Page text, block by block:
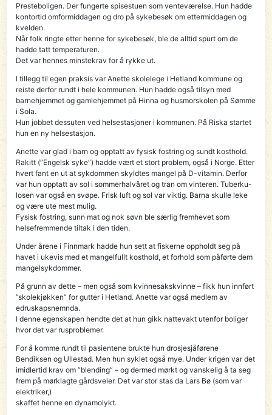
Preste­boligen. Der fungerte spisestuen som venteværelse. Hun hadde
kontortid omformid­dagen og dro på sykebesøk om ettermiddagen og
kvelden.
Når folk ringte etter henne for sykebesøk, ble de alltid spurt om de
hadde tatt temperaturen.
Det var hennes minstekrav for å rykke ut.
I tillegg til egen praksis var Anette skolelege i Hetland kommune og
reiste derfor rundt i hele kommunen. Hun hadde også tilsyn med
barnehjemmet og gamlehjemmet på Hinna og husmorskolen på Sømme
i Sola.
Hun jobbet dessuten ved helsestasjoner i kommunen. På Riska startet
hun en ny helsestasjon.
Anette var glad i barn og opptatt av fysisk fostring og sundt kosthold.
Rakitt (”Engelsk syke”) hadde vært et stort problem, også i Norge. Etter
hvert fant en ut at sykdommen skyld­tes mangel på D-vitamin. Derfor
var hun opptatt av sol i sommerhalvåret og tran om vinteren. Tuberku-
losen var også en svøpe. Frisk luft og sol var viktig. Barna skulle leke
og være ute mest mulig.
Fysisk fostring, sunn mat og nok søvn ble særlig fremhevet som
helsefremmende tiltak i den tiden.
Under årene i Finnmark hadde hun sett at fiskerne oppholdt seg på
havet i ukevis med et mangelfullt kosthold, et forhold som påførte dem
mangelsykdommer.
På grunn av dette – men også som kvinnesakskvinne – fikk hun innført
”skolekjøkken” for gutter i Hetland. Anette var også med­lem av
edruskapsnemnda.
I denne egenskapen hendte det at hun gikk nattevakt uten­for boliger
hvor det var rus­pro­blemer.
For å komme rundt til pasientene brukte hun drosjesjåførene
Bendiksen og Ullestad. Men hun syklet også mye. Under krigen var det
imidlertid krav om ”blending” – og dermed mørkt og vanskelig å ta seg
frem på mørklagte gårdsveier. Det var stor stas da Lars Bø (som var
elektriker,)
skaffet henne en dynamolykt.